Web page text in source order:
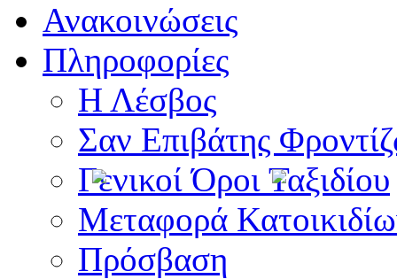
Ανακοινώσεις
Πληροφορίες
Η Λέσβος
Σαν Επιβάτης
Γενικοί Όροι Ταξιδίου
Μεταφορά
Πρόσβαση